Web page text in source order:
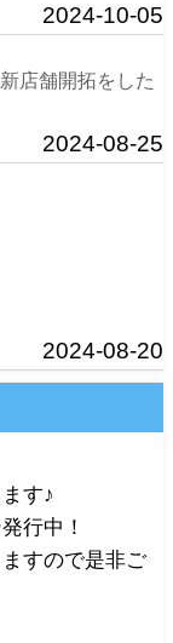
2024-10-05
店舗開拓をした
2024-08-25
2024-08-20
す♪
行中！
すので是非ご